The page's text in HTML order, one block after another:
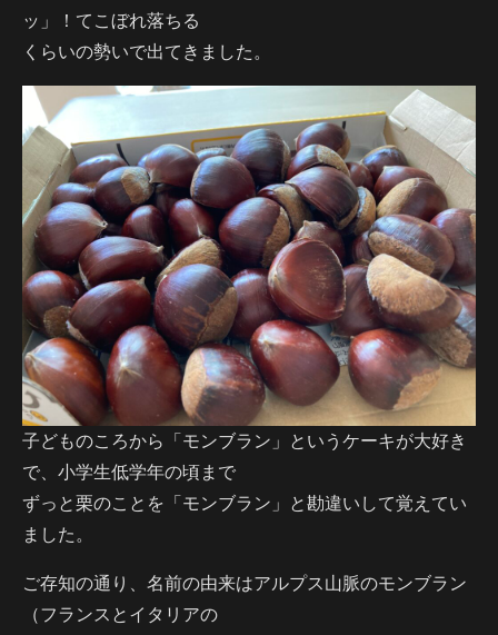
ッ」！てこぼれ落ちる
くらいの勢いで出てきました。
子どものころから「モンブラン」というケーキが大好き
で、小学生低学年の頃まで
ずっと栗のことを「モンブラン」と勘違いして覚えてい
ました。
ご存知の通り、名前の由来はアルプス山脈のモンブラン
（フランスとイタリアの